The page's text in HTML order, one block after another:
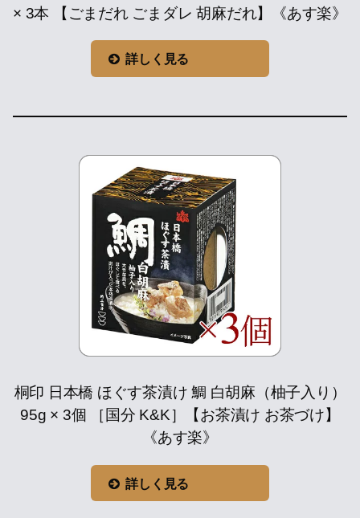
× 3本 【ごまだれ ごまダレ 胡麻だれ】《あす楽》
詳しく見る
桐印 日本橋 ほぐす茶漬け 鯛 白胡麻（柚子入り）
95g × 3個 ［国分 K&K］【お茶漬け お茶づけ】
《あす楽》
詳しく見る